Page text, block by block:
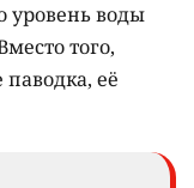
уровень воды
того,
её